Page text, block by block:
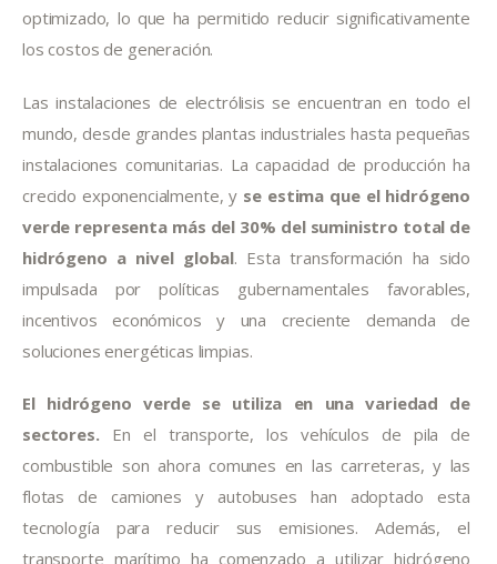
optimizado, lo que ha permitido reducir significativamente
los costos de generación.
Las instalaciones de electrólisis se encuentran en todo el
mundo, desde grandes plantas industriales hasta pequeñas
instalaciones comunitarias. La capacidad de producción ha
crecido exponencialmente, y se estima que el hidrógeno
verde representa más del 30% del suministro total de
hidrógeno a nivel global. Esta transformación ha sido
impulsada por políticas gubernamentales favorables,
incentivos económicos y una creciente demanda de
soluciones energéticas limpias.
El hidrógeno verde se utiliza en una variedad de
sectores. En el transporte, los vehículos de pila de
combustible son ahora comunes en las carreteras, y las
flotas de camiones y autobuses han adoptado esta
tecnología para reducir sus emisiones. Además, el
transporte marítimo ha comenzado a utilizar hidrógeno